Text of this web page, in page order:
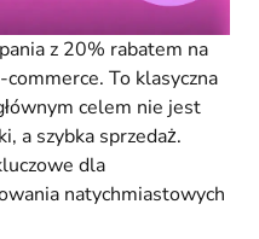
z 20% rabatem na
To klasyczna
celem nie jest
a szybka sprzedaż.
dla
natychmiastowych